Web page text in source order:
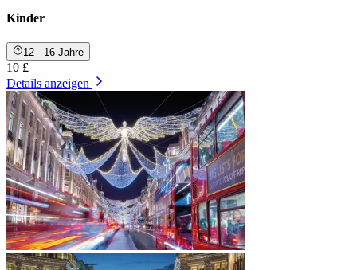
Kinder
12 - 16 Jahre
10 £
Details anzeigen